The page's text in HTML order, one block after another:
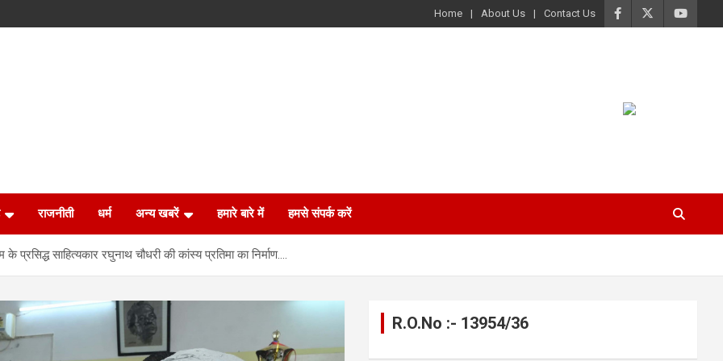
Home About Us Contact Us
राजनीती धर्म अन्य खबरें हमारे बारे में हमसे संपर्क करें
प्रसिद्ध साहित्यकार रघुनाथ चौधरी की कांस्य प्रतिमा का निर्माण….
R.O.No :- 13954/36